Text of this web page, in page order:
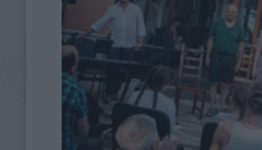
korunkban is
nagyszerű lehetőséget az
ősszel induló képzése, mely
közművelődési
szakmai és gyakorlati tudást
tanításának módszertanáról.